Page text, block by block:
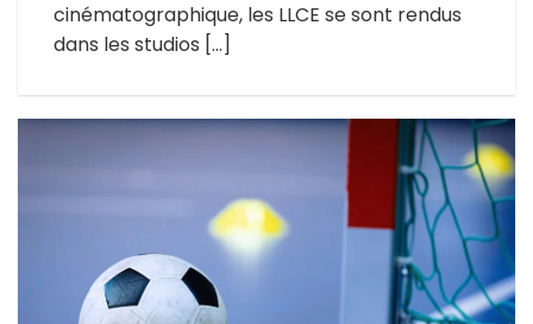
cinématographique, les LLCE se sont rendus
dans les studios […]